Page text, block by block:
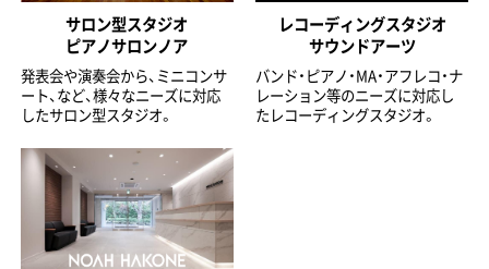
サロン型スタジオ
ピアノサロンノア
発表会や演奏会から、ミニコンサ
ート、など、様々なニーズに対応
したサロン型スタジオ。
レコーディングスタジオ
サウンドアーツ
バンド・ピアノ・MA・アフレコ・ナ
レーション等のニーズに対応し
たレコーディングスタジオ。